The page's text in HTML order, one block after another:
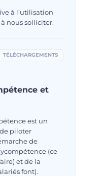
à l’utilisation
nous solliciter.
TÉLÉCHARGEMENTS
et
est un
piloter
de
(ce
et de la
font).